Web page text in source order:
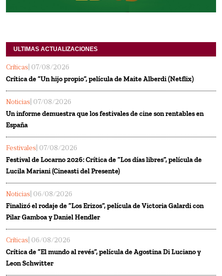
ULTIMAS ACTUALIZACIONES
Críticas | 07/08/2026
Crítica de “Un hijo propio”, película de Maite Alberdi (Netflix)
Noticias | 07/08/2026
Un informe demuestra que los festivales de cine son rentables en
España
Festivales | 07/08/2026
Festival de Locarno 2026: Crítica de “Los días libres”, película de
Lucila Mariani (Cineasti del Presente)
Noticias | 06/08/2026
Finalizó el rodaje de “Los Erizos”, película de Victoria Galardi con
Pilar Gamboa y Daniel Hendler
Críticas | 06/08/2026
Crítica de “El mundo al revés”, película de Agostina Di Luciano y
Leon Schwitter